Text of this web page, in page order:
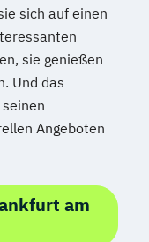
sich auf einen
sie genießen
Und das
Angeboten
am